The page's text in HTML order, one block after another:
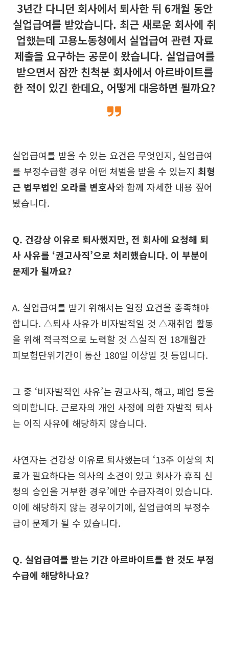
3년간 다니던 회사에서 퇴사한 뒤 6개월 동안
실업급여를 받았습니다. 최근 새로운 회사에 취
업했는데 고용노동청에서 실업급여 관련 자료
제출을 요구하는 공문이 왔습니다. 실업급여를
받으면서 잠깐 친척분 회사에서 아르바이트를
한 적이 있긴 한데요, 어떻게 대응하면 될까요?
실업급여를 받을 수 있는 요건은 무엇인지, 실업급여
를 부정수급할 경우 어떤 처벌을 받을 수 있는지 최형
근 법무법인 오라클 변호사와 함께 자세한 내용 짚어
봤습니다.
Q. 건강상 이유로 퇴사했지만, 전 회사에 요청해 퇴
사 사유를 ‘권고사직’으로 처리했습니다. 이 부분이
문제가 될까요?
A. 실업급여를 받기 위해서는 일정 요건을 충족해야
합니다. △퇴사 사유가 비자발적일 것 △재취업 활동
을 위해 적극적으로 노력할 것 △실직 전 18개월간
피보험단위기간이 통산 180일 이상일 것 등입니다.
그 중 ‘비자발적인 사유’는 권고사직, 해고, 폐업 등을
의미합니다. 근로자의 개인 사정에 의한 자발적 퇴사
는 이직 사유에 해당하지 않습니다.
사연자는 건강상 이유로 퇴사했는데 ‘13주 이상의 치
료가 필요하다는 의사의 소견이 있고 회사가 휴직 신
청의 승인을 거부한 경우’에만 수급자격이 있습니다.
이에 해당하지 않는 경우이기에, 실업급여의 부정수
급이 문제가 될 수 있습니다.
Q. 실업급여를 받는 기간 아르바이트를 한 것도 부정
수급에 해당하나요?